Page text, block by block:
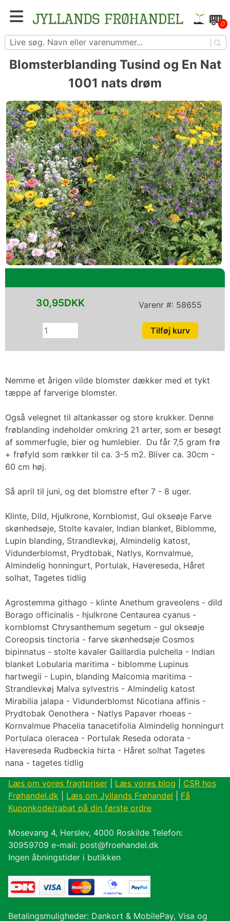
Blomster- og grøntsagsfrø fra hele Europa – få
adgang til 1.229 spændende sorter
0
Blomsterblanding Tusind og En Nat
1001 nats drøm
Nemme et årigen vilde blomster dækker med et tykt
tæppe af farverige blomster.
Også velegnet til altankasser og store krukker. Denne
frøblanding indeholder omkring 21 arter, som er besøgt
af sommerfugle, bier og humlebier. Du får 7,5 gram frø
+ frøfyld som rækker til ca. 3-5 m2. Bliver ca. 30cm -
60 cm høj.
Så april til juni, og det blomstre efter 7 - 8 uger.
Klinte, Dild, Hjulkrone, Kornblomst, Gul okseøje Farve
skønhedsøje, Stolte kavaler, Indian blanket, Biblomme,
Lupin blanding, Strandlevkøj, Almindelig katost,
Vidunderblomst, Prydtobak, Natlys, Kornvalmue,
Almindelig honningurt, Portulak, Havereseda, Håret
solhat, Tagetes tidlig
Agrostemma githago - klinte Anethum graveolens - dild
Borago officinalis - hjulkrone Centaurea cyanus -
kornblomst Chrysanthemum segetum - gul okseøje
Coreopsis tinctoria - farve skønhedsøje Cosmos
bipinnatus - stolte kavaler Gaillardia pulchella - Indian
blanket Lobularia maritima - biblomme Lupinus
hartwegii - Lupin, blanding Malcomia maritima -
Strandlevkøj Malva sylvestris - Almindelig katost
Mirabilia jalapa - Vidunderblomst Nicotiana affinis -
Prydtobak Oenothera - Natlys Papaver rhoeas -
Kornvalmue Phacelia tanacetifolia Almindelig honningurt
Portulaca oleracea - Portulak Reseda odorata -
Havereseda Rudbeckia hirta - Håret solhat Tagetes
nana - tagetes tidlig
Varenr #: 58655
30,95DKK
Læs om vores fragtpriser Læs vores blog
CSR hos
Frøhandel.dk
Læs om Jyllands Frøhandel
Få
Kuponkode/rabat på din første ordre
Mosevang 4, Herslev, 4000 Roskilde Telefon:
30959709 e-mail: post@froehandel.dk
Ingen åbningstider i butikken
Betalingsmuligheder: Dankort & MobilePay, Visa og